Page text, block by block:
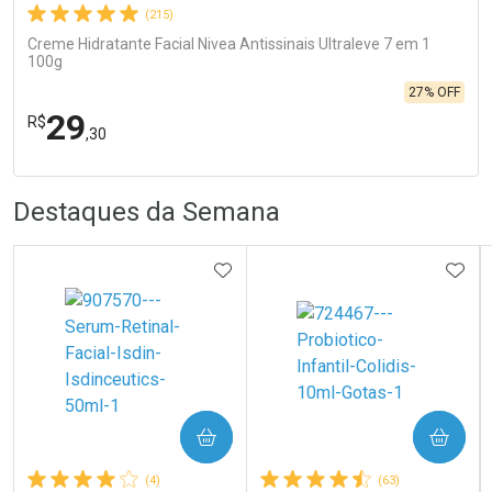
(215)
Creme Hidratante Facial Nivea Antissinais Ultraleve 7 em 1
100g
R$29,30
27% OFF
Laboratório
Por Menos
Destaques da Semana
(4)
ADICIONAR AOS FAVORITOS
COMPRAR
(63)
COMPRAR